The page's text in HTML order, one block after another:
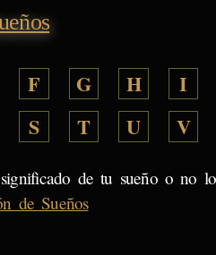
F G H I
S T U V
de tu sueño o no
de Sueños